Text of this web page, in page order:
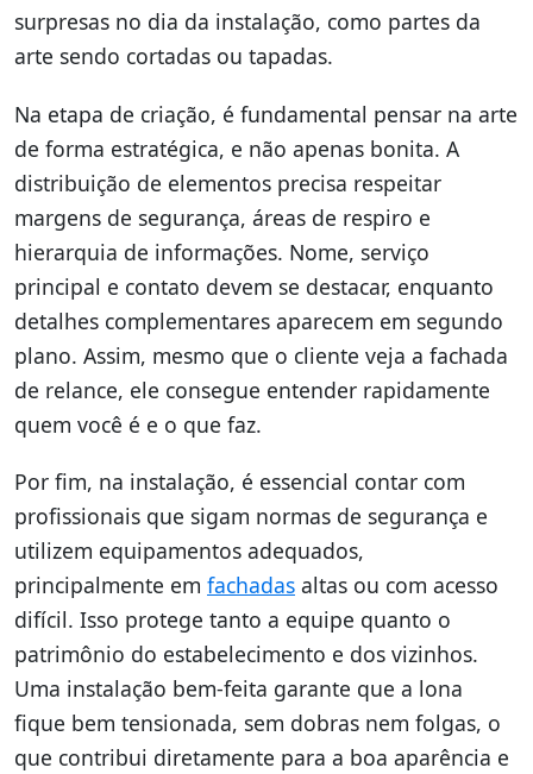
surpresas no dia da instalação, como partes da
arte sendo cortadas ou tapadas.
Na etapa de criação, é fundamental pensar na arte
de forma estratégica, e não apenas bonita. A
distribuição de elementos precisa respeitar
margens de segurança, áreas de respiro e
hierarquia de informações. Nome, serviço
principal e contato devem se destacar, enquanto
detalhes complementares aparecem em segundo
plano. Assim, mesmo que o cliente veja a fachada
de relance, ele consegue entender rapidamente
quem você é e o que faz.
Por fim, na instalação, é essencial contar com
profissionais que sigam normas de segurança e
utilizem equipamentos adequados,
principalmente em fachadas altas ou com acesso
difícil. Isso protege tanto a equipe quanto o
patrimônio do estabelecimento e dos vizinhos.
Uma instalação bem-feita garante que a lona
fique bem tensionada, sem dobras nem folgas, o
que contribui diretamente para a boa aparência e